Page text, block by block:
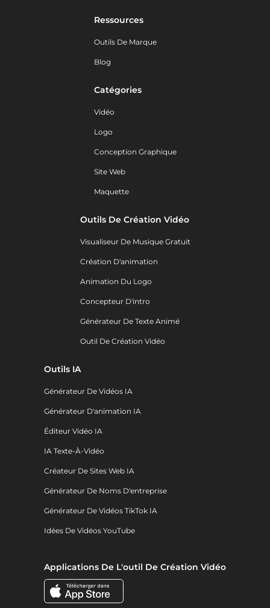
Ressources
Outils De Marque
Blog
Catégories
Vidéo
Logo
Conception Graphique
Site Web
Maquette
Outils De Création Vidéo
Visualiseur De Musique Gratuit
Création D'animation
Animation Du Logo
Concepteur D'intro
Générateur De Texte Animé
Outil De Création Vidéo
Outils IA
Générateur De Vidéos IA
Générateur D'animation IA
Éditeur Vidéo IA
IA Texte-À-Vidéo
Créateur De Sites Web IA
Générateur De Noms D'entreprise
Générateur De Vidéos TikTok IA
Idées De Vidéos YouTube
Applications De L'outil De Création Vidéo